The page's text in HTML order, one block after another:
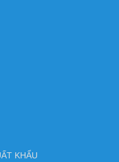
KHẨU